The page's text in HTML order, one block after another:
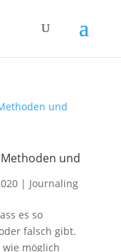
und
| Journaling
es so
falsch gibt.
möglich